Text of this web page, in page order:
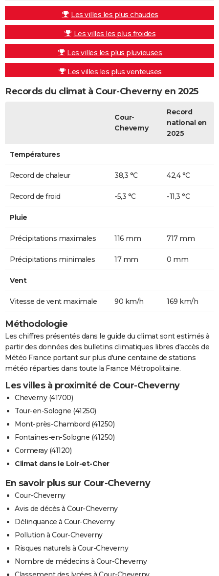
Les villes les plus chaudes
Les villes les plus froides
Les villes les plus pluvieuses
Les villes les plus venteuses
Records du climat à Cour-Cheverny en 2025
Cour-
Cheverny
Record
national en
2025
Températures
Record de chaleur 38,3 °C 42,4 °C
Record de froid -5,3 °C -11,3 °C
Pluie
Précipitations maximales 116 mm 717 mm
Précipitations minimales 17 mm 0 mm
Vent
Vitesse de vent maximale 90 km/h 169 km/h
Méthodologie
Les chiffres présentés dans le guide du climat sont estimés à
partir des données des bulletins climatiques libres d'accès de
Météo France portant sur plus d'une centaine de stations
météo réparties dans toute la France Métropolitaine.
Les villes à proximité de Cour-Cheverny
Cheverny (41700)
Tour-en-Sologne (41250)
Mont-près-Chambord (41250)
Fontaines-en-Sologne (41250)
Cormeray (41120)
Climat dans le Loir-et-Cher
En savoir plus sur Cour-Cheverny
Cour-Cheverny
Avis de décès à Cour-Cheverny
Délinquance à Cour-Cheverny
Pollution à Cour-Cheverny
Risques naturels à Cour-Cheverny
Nombre de médecins à Cour-Cheverny